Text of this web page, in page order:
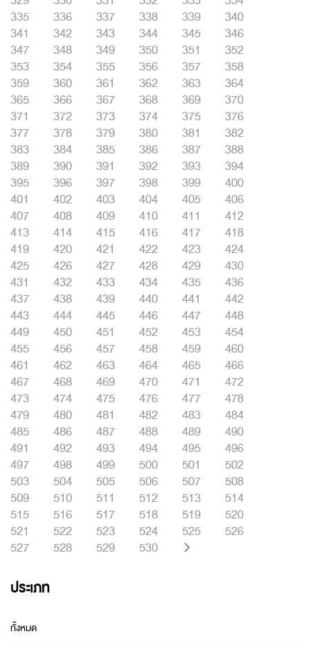
335
336 337 338 339
340
341
342 343 344 345
346
347
348 349 350 351
352
353
354 355 356 357
358
359
360 361 362 363
364
365
366 367 368 369
370
371
372 373 374 375
376
377
378 379 380 381
382
383
384 385 386 387
388
389
390 391 392 393
394
395
396 397 398 399
400
401
402 403 404 405
406
407
408 409 410 411
412
413
414 415 416 417
418
419
420 421 422 423
424
425
426 427 428 429
430
431
432 433 434 435
436
437
438 439 440 441
442
443
444 445 446 447
448
449
450 451 452 453
454
455
456 457 458 459
460
461
462 463 464 465
466
467
468 469 470 471
472
473
474 475 476 477
478
479
480 481 482 483
484
485
486 487 488 489
490
491
492 493 494 495
496
497
498 499 500 501
502
503
504 505 506 507
508
509
510 511 512 513
514
515
516 517 518 519
520
521
522 523 524 525
526
527
528 529 530
ประเภท
ทั้งหมด